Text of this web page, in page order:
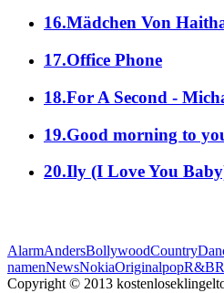
16.Mädchen Von
17.Office Phone
18.For A Second -
19.Good morning to
20.Ily (I Love You
AlarmAndersBollywoodCountry
namenNewsNokiaOriginalpopR&B
Copyright © 2013